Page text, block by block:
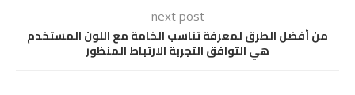
next post
من أفضل الطرق لمعرفة تناسب الخامة مع اللون المستخدم
هي التوافق التجربة الارتباط المنظور